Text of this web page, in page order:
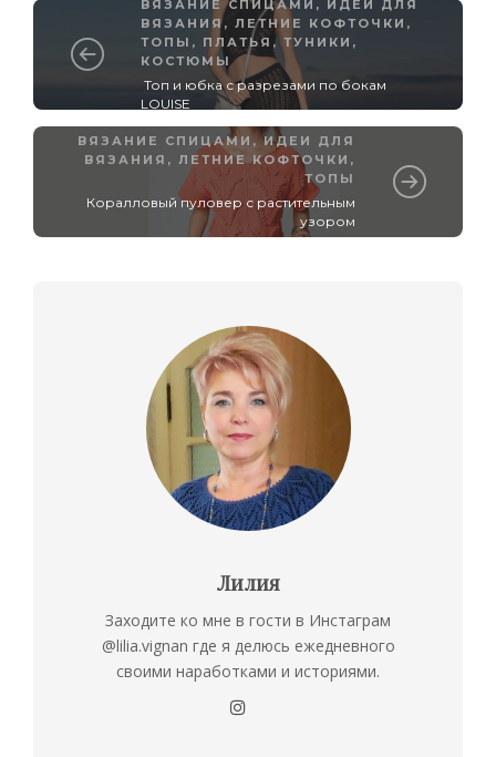
ВЯЗАНИЕ СПИЦАМИ ,
ИДЕИ ДЛЯ
ВЯЗАНИЯ, ЛЕТНИЕ КОФТОЧКИ,
ТОПЫ , ПЛАТЬЯ, ТУНИКИ,
КОСТЮМЫ
Топ и юбка с разрезами по бокам
LOUISE
ВЯЗАНИЕ СПИЦАМИ ,ИДЕИ ДЛЯ
ВЯЗАНИЯ , ЛЕТНИЕ КОФТОЧКИ,
ТОПЫ
Коралловый пуловер с растительным
узором
Лилия
Заходите ко мне в гости в Инстаграм
@lilia.vignan где я делюсь ежедневного
своими наработками и историями.